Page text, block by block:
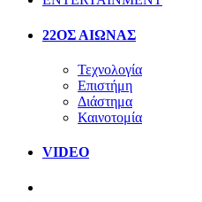
22ΟΣ ΑΙΩΝΑΣ
Τεχνολογία
Επιστήμη
Διάστημα
Καινοτομία
VIDEO